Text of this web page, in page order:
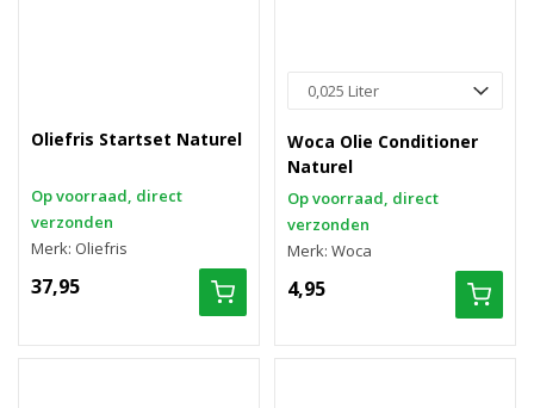
Oliefris Startset Naturel
Op voorraad, direct
verzonden
Merk: Oliefris
37,95
Woca Olie Conditioner
Naturel
Op voorraad, direct
verzonden
Merk: Woca
4,95